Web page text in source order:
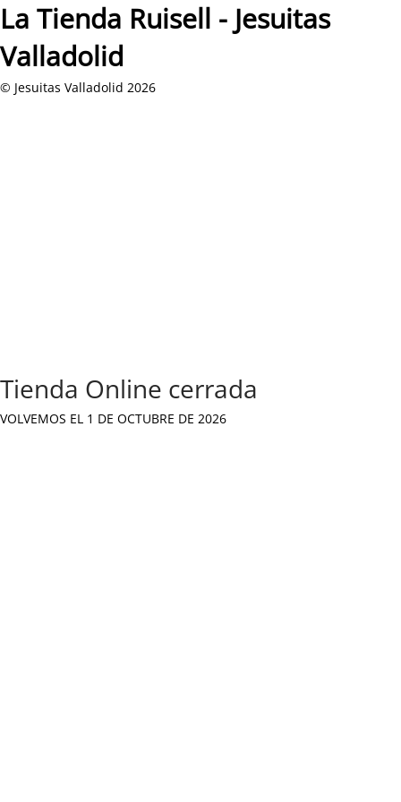
La Tienda Ruisell - Jesuitas
Valladolid
Tienda Online cerrada
VOLVEMOS EL 1 DE OCTUBRE DE 2026
© Jesuitas Valladolid 2026